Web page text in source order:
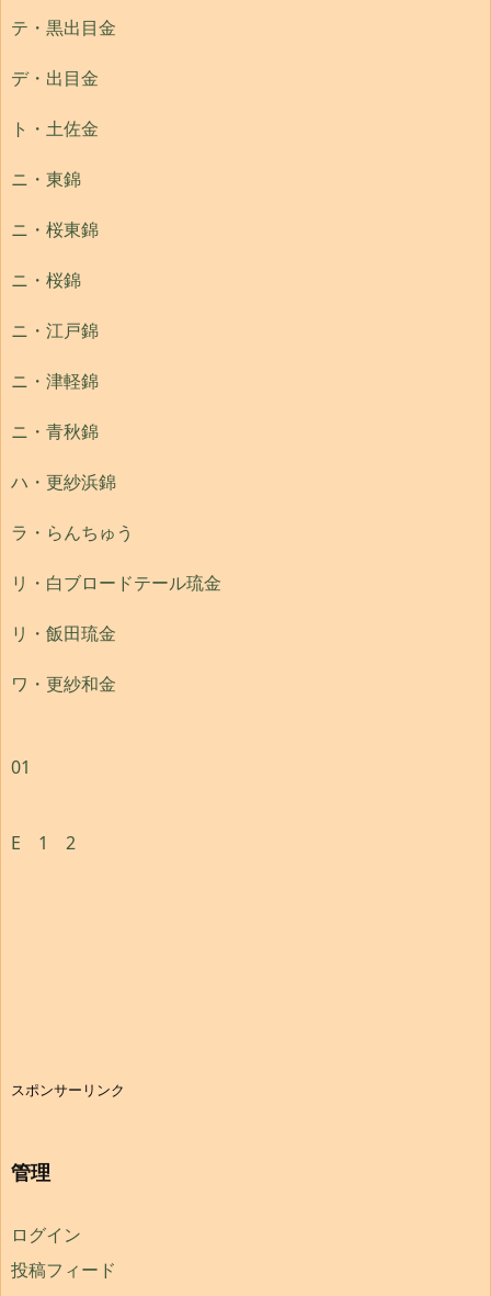
テ・黒出目金
デ・出目金
ト・土佐金
ニ・東錦
ニ・桜東錦
ニ・桜錦
ニ・江戸錦
ニ・津軽錦
ニ・青秋錦
ハ・更紗浜錦
ラ・らんちゅう
リ・白ブロードテール琉金
リ・飯田琉金
ワ・更紗和金
01
E 1 2
スポンサーリンク
管理
ログイン
投稿フィード